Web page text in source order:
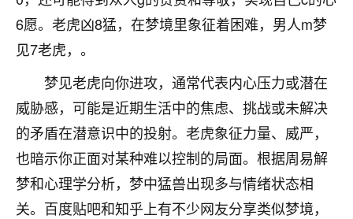
6愿。老虎凶8猛，在梦境里象征着困难，男人m梦
见7老虎，。
梦见老虎向你进攻，通常代表内心压力或潜在
威胁感，可能是近期生活中的焦虑、挑战或未解决
的矛盾在潜意识中的投射。老虎象征力量、威严，
也暗示你正面对某种难以控制的局面。根据周易解
梦和心理学分析，梦中猛兽出现多与情绪状态相
关。百度贴吧和知乎上有不少网友分享类似梦境，
付深
我是公司人事调整，有升迁机会，但同时竞争的我们
三个，找老师的时候是抱着侥幸心理，没想到老师看
着我晋升有望，我半信半疑的按照老师建议，做了化
太岁还有一个发钱粮，本来年前的人事调整，拖到年
后，我以为都没戏了，结果开年一上班，开会提拔升
职第一个就是我，职务无所谓，主要是底薪加了
3000，非常开心，无论如何，感恩感谢！🙏🏻
鹿森：恭喜升职加薪！！，请客吗？�